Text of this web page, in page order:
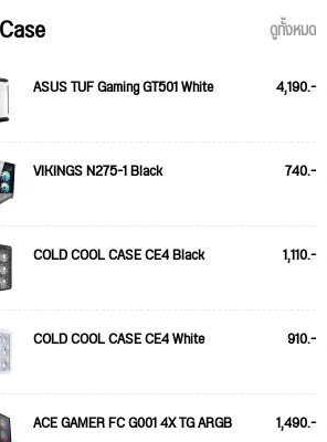
ดูทั้งหมด
ASUS TUF Gaming GT501 White 4,190.-
VIKINGS N275-1 Black 740.-
COLD COOL CASE CE4 Black 1,110.-
COLD COOL CASE CE4 White 910.-
ACE GAMER FC G001 4X TG ARGB 1,490.-